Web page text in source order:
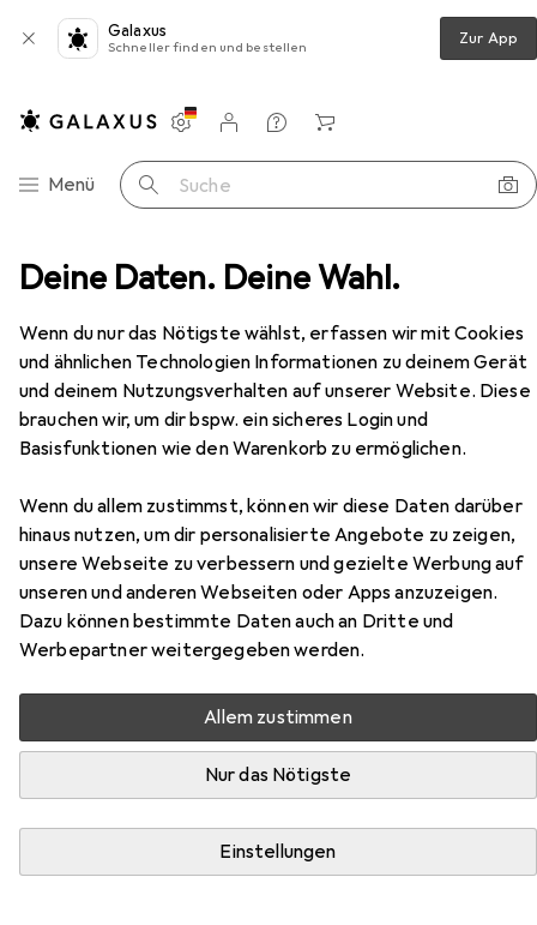
Deine Daten. Deine Wahl.
Wenn du nur das Nötigste wählst, erfassen wir mit Cookies
und ähnlichen Technologien Informationen zu deinem Gerät
und deinem Nutzungsverhalten auf unserer Website. Diese
brauchen wir, um dir bspw. ein sicheres Login und
Basisfunktionen wie den Warenkorb zu ermöglichen.
Wenn du allem zustimmst, können wir diese Daten darüber
hinaus nutzen, um dir personalisierte Angebote zu zeigen,
unsere Webseite zu verbessern und gezielte Werbung auf
unseren und anderen Webseiten oder Apps anzuzeigen.
Dazu können bestimmte Daten auch an Dritte und
Werbepartner weitergegeben werden.
Allem zustimmen
Nur das Nötigste
Einstellungen
Galaxus
Schneller finden und bestellen Zur App
Navigation nach Kategorien
Menü Suche
Einstellungen
Kundenkonto
Vergleichslisten
Merklisten
Warenkorb
Winkelschleifer Stanley Winkelschleifer 125 mm
EUR
71,84
Stanley Winkelschleifer 125 mm
125 mm
Zubehör für Stanley
Winkelschleifer 125 mm
Hier findest du passendes Zubehör zum Produkt Stanley
Winkelschleifer 125 mm aus den Kategorien Gehörschutz,
Schutzbrille + Gesichtsschutz und Sägeblatt.
Relevanz